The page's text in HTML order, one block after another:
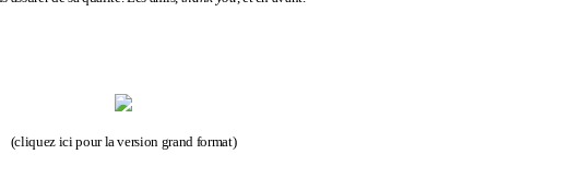
(cliquez ici pour la version grand format)